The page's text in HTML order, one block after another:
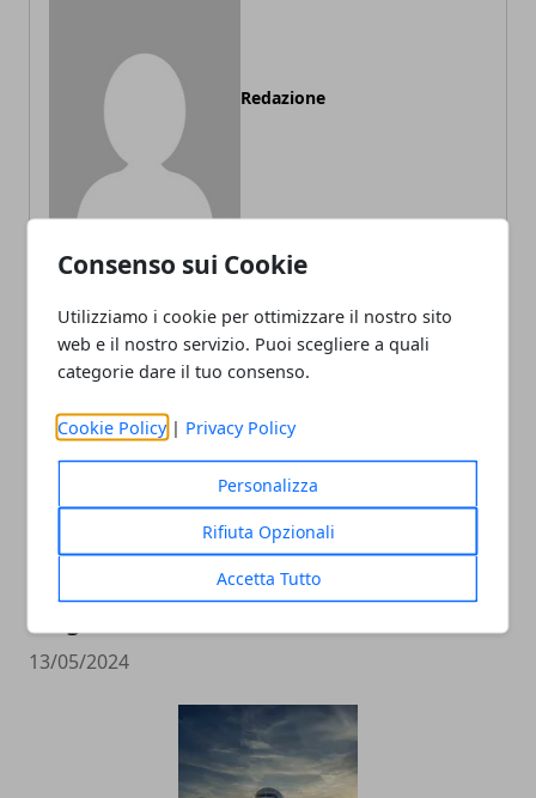
Consenso sui Cookie
Utilizziamo i cookie per ottimizzare il nostro sito
web e il nostro servizio. Puoi scegliere a quali
categorie dare il tuo consenso.
Cookie Policy | Privacy Policy
Personalizza
Rifiuta Opzionali
Accetta Tutto
Redazione
ARTICOLI CORRELATI
I migliori strumenti per la sicurezza sul
13/05/2024